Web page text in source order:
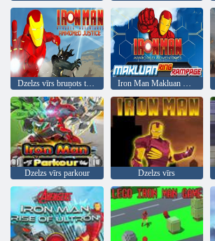
Dzelzs vīrs bruņots taisnīgums Iron Man Makluan Ring Rampage
Dzelzs vīrs parkour Dzelzs vīrs